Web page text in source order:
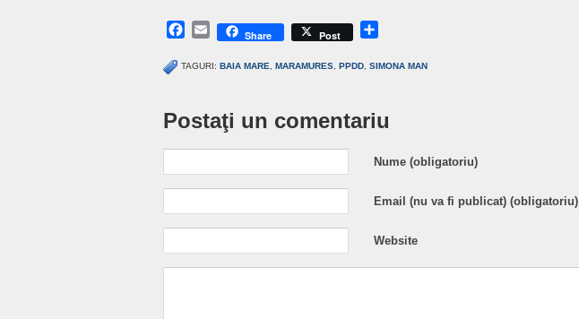
Facebook
EmailShare Post
TAGURI: BAIA MARE MARAMURES PPDD SIMONA MAN
Postaţi un comentariu
Nume (obligatoriu)
Email (nu va fi publicat) (obligatoriu)
Website